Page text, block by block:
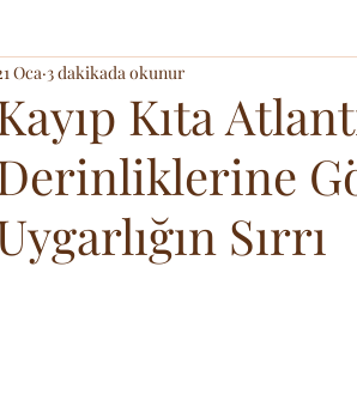
Bilim & Teknoloji
Kıta
Sırrı
Oca 3 dakikada okunur